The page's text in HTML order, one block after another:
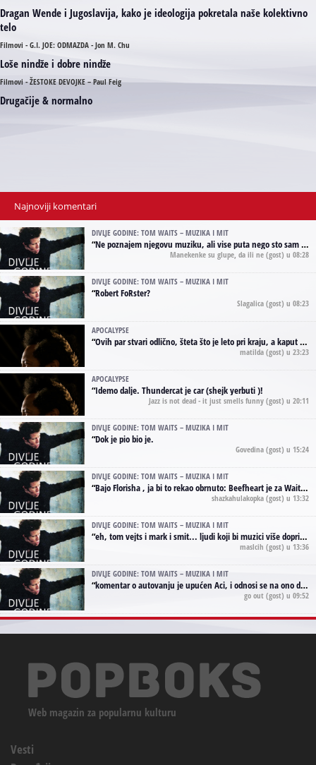
Dragan Wende i Jugoslavija, kako je ideologija pokretala naše kolektivno
telo
Filmovi - G.I. JOE: ODMAZDA - Jon M. Chu
Loše nindže i dobre nindže
Filmovi - ŽESTOKE DEVOJKE – Paul Feig
Drugačije & normalno
Najnoviji komentari
DIVLJE GODINE: TOM WAITS – MUZIKA I MIT
“Ne poznajem njegovu muziku, ali vise puta nego sto sam to zazeleo gledao sam njegove umjetnicke slike na raznim stranama interneta. Te stoga zakljucujem da je Tom Waits Lady Gaga muzike namrstenih, ma
Manekenke su glupe, da ili ne (gost) u 08:28
DIVLJE GODINE: TOM WAITS – MUZIKA I MIT
“Robert FoRster?
Slagalica (gost) u 08:23
APOCALYPSE
“Ovih par stvari odlično, šteta što je leto pri kraju, a kaput koji te vervoatno podseća na pirotski ćilim je iz tradicije Navaho indijanaca ;)
matilda (gost) u 23:23
APOCALYPSE
“Idemo dalje. Thundercat je car (shejk yerbuti )!
Jazz is not dead - it just smells funny (gost) u 20:11
DIVLJE GODINE: TOM WAITS – MUZIKA I MIT
“Dok je pio bio je.
Govedina (gost) u 15:24
DIVLJE GODINE: TOM WAITS – MUZIKA I MIT
“Bajo Florisha , ja bi to rekao obrnuto: Beefheart je za Waitsa, isto sto i Hendrix za Lenny Kravitza
shazkahulakopka (gost) u 13:32
DIVLJE GODINE: TOM WAITS – MUZIKA I MIT
“eh, tom vejts i mark i smit... ljudi koji bi muzici više doprineli da su radili kao vozači tramvaja u gsp-u.
maslcih (gost) u 13:36
DIVLJE GODINE: TOM WAITS – MUZIKA I MIT
“komentar o autovanju je upućen Aci, i odnosi se na ono drugo autovanje...'senzualnost Waitsa' ;)
go out (gost) u 09:52
Web magazin za popularnu kulturu
Vesti